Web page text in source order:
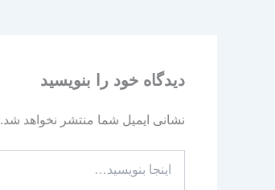
دیدگاه‌ خود را بنویسید
نشانی ایمیل شما منتشر نخواهد شد.
بنویسید…